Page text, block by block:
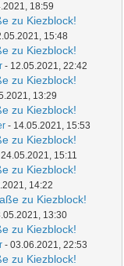
18:59
zu Kiezblock!
15:48
zu Kiezblock!
- 12.05.2021, 22:42
zu Kiezblock!
13:29
zu Kiezblock!
- 14.05.2021, 15:53
zu Kiezblock!
15:11
zu Kiezblock!
14:22
zu Kiezblock!
13:30
zu Kiezblock!
- 03.06.2021, 22:53
zu Kiezblock!